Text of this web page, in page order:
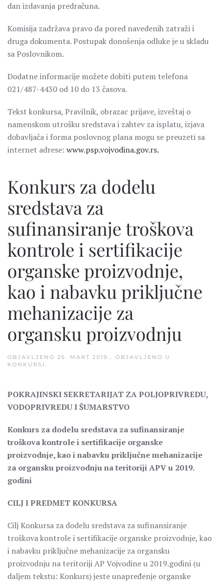
dan izdavanja predračuna.
Komisija zadržava pravo da pored navedenih zatraži i
druga dokumenta. Postupak donošenja odluke je u skladu
sa Poslovnikom.
Dodatne informacije možete dobiti putem telefona
021/487-4430 od 10 do 13 časova.
Tekst konkursa, Pravilnik, obrazac prijave, izveštaj o
namenskom utrošku sredstava i zahtev za isplatu, izjava
dobavljača i forma poslovnog plana mogu se preuzeti sa
internet adrese: www.psp.vojvodina.gov.rs.
Konkurs za dodelu
sredstava za
sufinansiranje troškova
kontrole i sertifikacije
organske proizvodnje,
kao i nabavku priključne
mehanizacije za
organsku proizvodnju
OBJAVLJENO 25. MART 2019. . OBJAVLJENO U
KONKURSI .
POKRAJINSKI SEKRETARIJAT ZA POLJOPRIVREDU,
VODOPRIVREDU I ŠUMARSTVO
Konkurs za dodelu sredstava za sufinansiranje
troškova kontrole i sertifikacije organske
proizvodnje, kao i nabavku priključne mehanizacije
za organsku proizvodnju na teritoriji APV u 2019.
godini
CILJ I PREDMET KONKURSA
Cilj Konkursa za dodelu sredstava za sufinansiranje
troškova kontrole i sertifikacije organske proizvodnje, kao
i nabavku priključne mehanizacije za organsku
proizvodnju na teritoriji AP Vojvodine u 2019.godini (u
daljem tekstu: Konkurs) jeste unapređenje organske